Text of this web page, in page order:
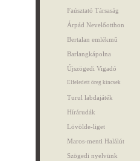
Faúsztató Társaság
Árpád Nevelőotthon
Bertalan emlékmű
Barlangkápolna
Újszögedi Vigadó
Elfeledett öreg kincsek
Turul labdajáték
Hírárudák
Lövölde-liget
Maros-menti Halálút
Szögedi nyelvünk